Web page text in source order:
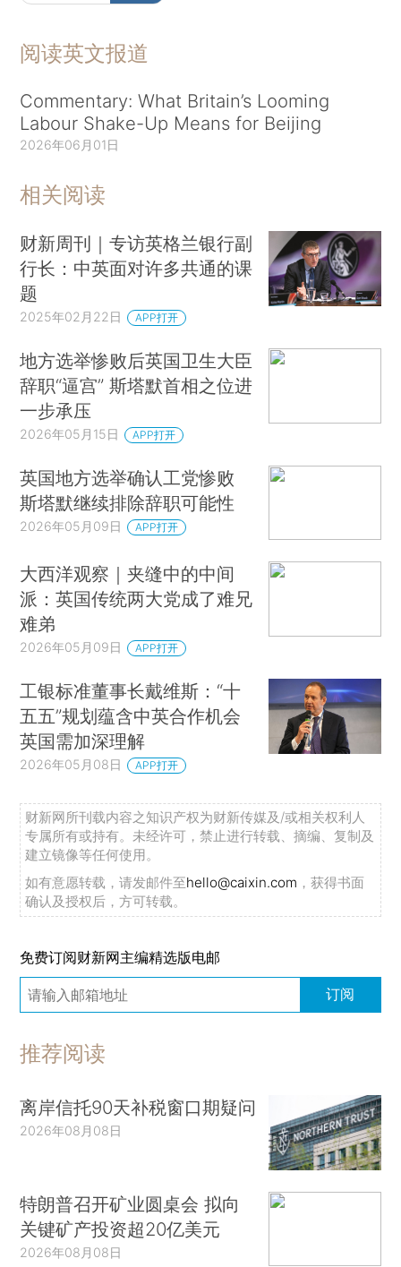
阅读英文报道
Commentary: What Britain’s Looming
Labour Shake-Up Means for Beijing
2026年06月01日
相关阅读
财新周刊｜专访英格兰银行副
行长：中英面对许多共通的课
题
2025年02月22日 APP打开
地方选举惨败后英国卫生大臣
辞职“逼宫” 斯塔默首相之位进
一步承压
2026年05月15日 APP打开
英国地方选举确认工党惨败
斯塔默继续排除辞职可能性
2026年05月09日 APP打开
大西洋观察｜夹缝中的中间
派：英国传统两大党成了难兄
难弟
2026年05月09日 APP打开
工银标准董事长戴维斯：“十
五五”规划蕴含中英合作机会
英国需加深理解
2026年05月08日 APP打开
财新网所刊载内容之知识产权为财新传媒及/或相关权利人
专属所有或持有。未经许可，禁止进行转载、摘编、复制及
建立镜像等任何使用。
如有意愿转载，请发邮件至hello@caixin.com ，获得书面
确认及授权后，方可转载。
免费订阅财新网主编精选版电邮
订阅
推荐阅读
离岸信托90天补税窗口期疑问
2026年08月08日
特朗普召开矿业圆桌会 拟向
关键矿产投资超20亿美元
2026年08月08日